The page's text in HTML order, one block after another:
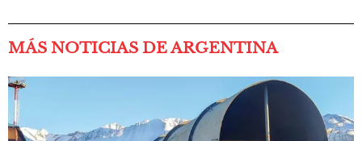
MÁS NOTICIAS DE ARGENTINA